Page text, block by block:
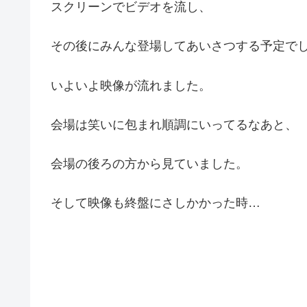
スクリーンでビデオを流し、
その後にみんな登場してあいさつする予定で
いよいよ映像が流れました。
会場は笑いに包まれ順調にいってるなあと、
会場の後ろの方から見ていました。
そして映像も終盤にさしかかった時…